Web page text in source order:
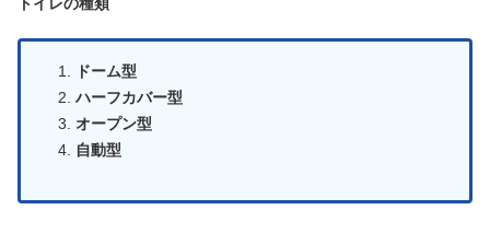
トイレの種類
ドーム型
ハーフカバー型
オープン型
自動型